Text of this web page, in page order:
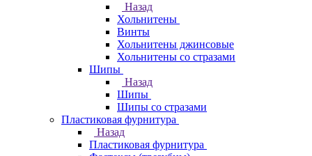
Назад
Хольнитены
Винты
Хольнитены джинсовые
Хольнитены со стразами
Шипы
Назад
Шипы
Шипы со стразами
Пластиковая фурнитура
Назад
Пластиковая фурнитура